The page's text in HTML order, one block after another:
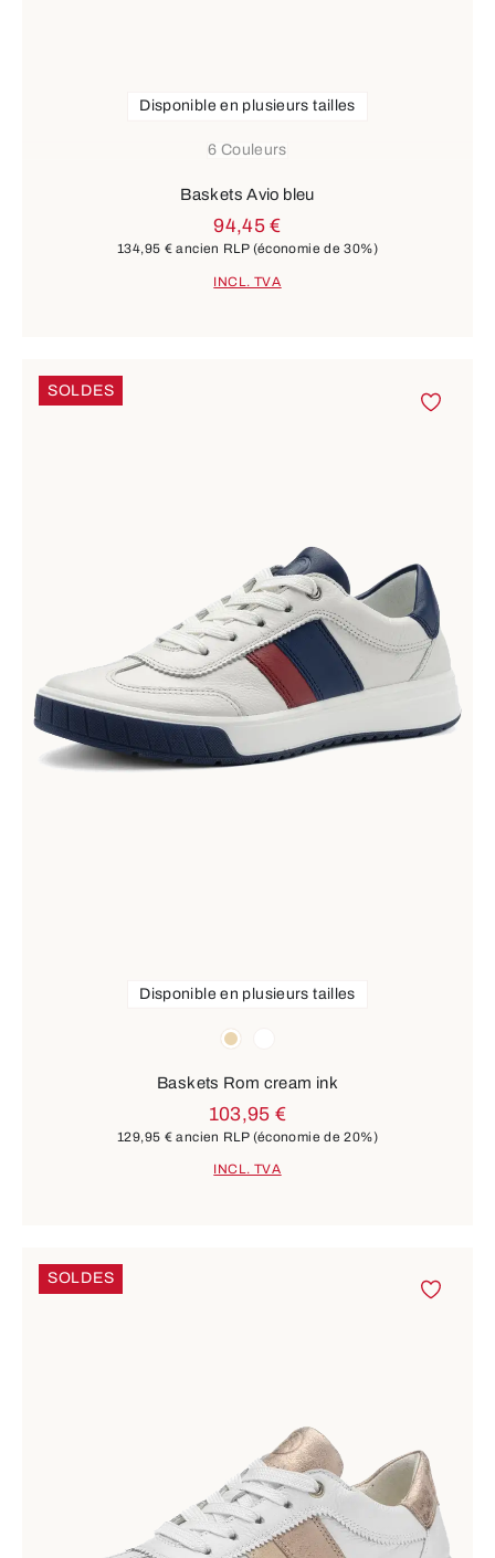
6 Couleurs
Disponible en plusieurs tailles
Baskets Avio bleu
94,45 €
134,95 € ancien RLP (économie de 30%)
INCL. TVA
SOLDES
beige
Disponible en plusieurs tailles
Baskets Rom cream ink
103,95 €
129,95 € ancien RLP (économie de 20%)
INCL. TVA
SOLDES